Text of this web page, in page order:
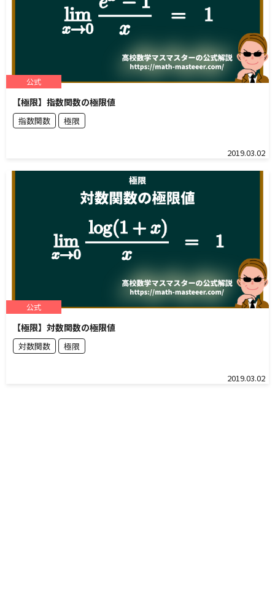
【極限】指数関数の極限値
指数関数 極限
公式
2019.03.02
【極限】対数関数の極限値
対数関数 極限
公式
2019.03.02